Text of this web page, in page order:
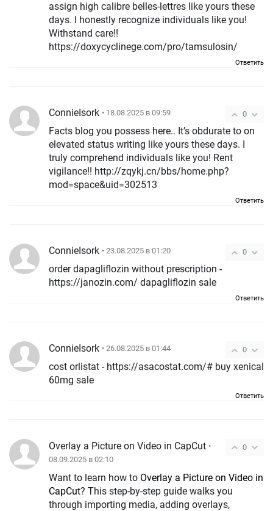
assign high calibre belles-lettres like yours these
days. I honestly recognize individuals like you!
Withstand care!!
https://doxycyclinege.com/pro/tamsulosin/
Ответить
0
ConnieIsork • 18.08.2025 в 09:59
Facts blog you possess here.. It’s obdurate to on
elevated status writing like yours these days. I
truly comprehend individuals like you! Rent
vigilance!! http://zqykj.cn/bbs/home.php?
mod=space&uid=302513
Ответить
0
ConnieIsork • 23.08.2025 в 01:20
order dapagliflozin without prescription -
https://janozin.com/ dapagliflozin sale
Ответить
0
ConnieIsork • 26.08.2025 в 01:44
cost orlistat - https://asacostat.com/# buy xenical
60mg sale
Ответить
0
Overlay a Picture on Video in CapCut •
08.09.2025 в 02:10
Want to learn how to Overlay a Picture on Video in
CapCut? This step-by-step guide walks you
through importing media, adding overlays,